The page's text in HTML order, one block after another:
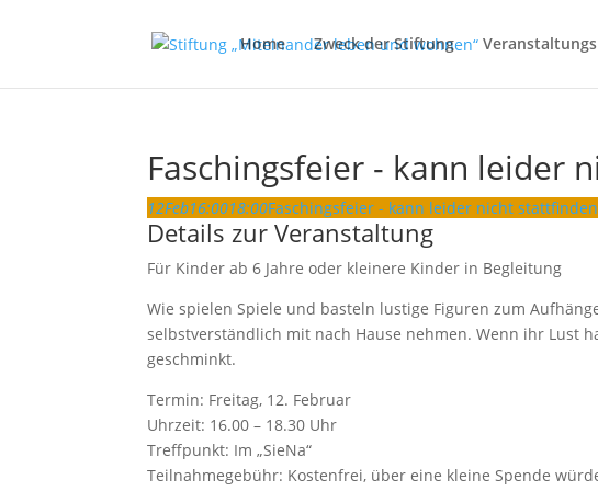
Home Zweck der Stiftung
Faschingsfeier - kann leider
12Feb16:0018:00Faschingsfeier - kann leider nicht stattfinden
Details zur Veranstaltung
Für Kinder ab 6 Jahre oder kleinere Kinder in Begleitung
Wie spielen Spiele und basteln lustige Figuren zum
selbstverständlich mit nach Hause nehmen. Wenn ihr Lust
geschminkt.
Termin: Freitag, 12. Februar
Uhrzeit: 16.00 – 18.30 Uhr
Treffpunkt: Im „SieNa“
Teilnahmegebühr: Kostenfrei, über eine kleine Spende